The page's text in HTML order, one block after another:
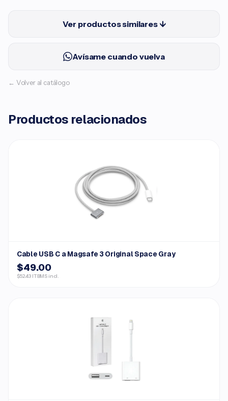
Ver productos similares ↓
Avísame cuando vuelva
← Volver al catálogo
Productos relacionados
Cable USB C a Magsafe 3 Original Space Gray
$49.00
$52.43 ITBMS incl.